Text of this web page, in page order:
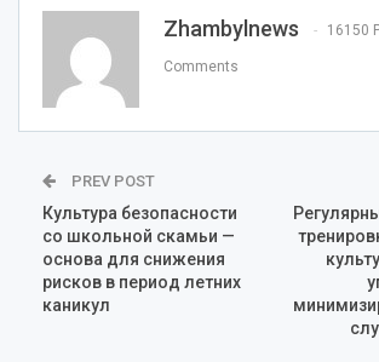
Zhambylnews 16150
Comments
PREV POST
Культура безопасности
со школьной скамьи —
основа для снижения
рисков в период летних
каникул